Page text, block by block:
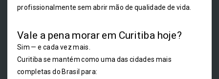
profissionalmente sem abrir mão de qualidade de vida.
Vale a pena morar em Curitiba hoje?
Sim — e cada vez mais.
Curitiba se mantém como uma das cidades mais
completas do Brasil para: